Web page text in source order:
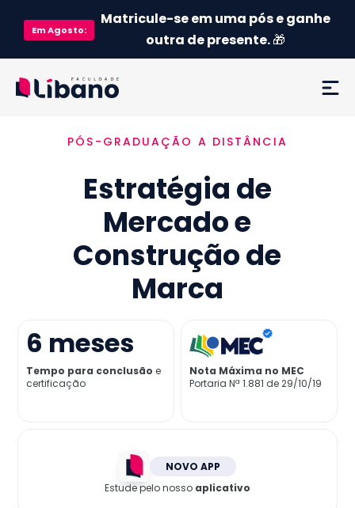
EmAgosto:
Matricule-se em uma pós e ganhe
outra de presente.🎁
Ementa
Como funciona
Credenciamento MEC
Matricule-se
PÓS-GRADUAÇÃO A DISTÂNCIA
Estratégia de
Mercado e
Construção de
Marca
6 meses
Tempo para conclusão e
certificação
Nota Máxima no MEC
Portaria Nª 1.881 de 29/10/19
NOVO APP
Estude pelo nosso aplicativo